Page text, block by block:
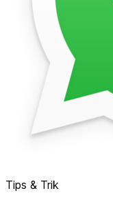
Tips & Trik